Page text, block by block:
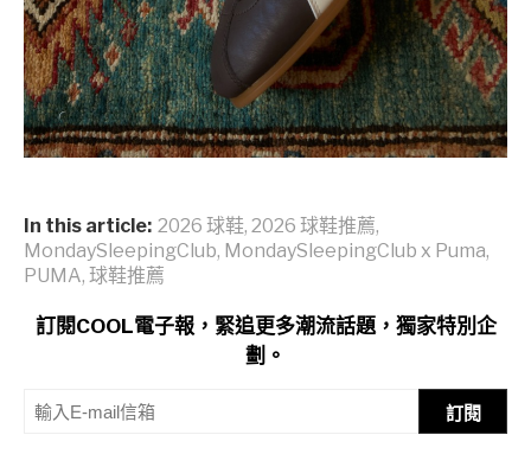
In this article: 2026 球鞋, 2026 球鞋推薦,
MondaySleepingClub, MondaySleepingClub x Puma,
PUMA, 球鞋推薦
訂閱COOL電子報，緊追更多潮流話題，獨家特別企
劃。
訂閱